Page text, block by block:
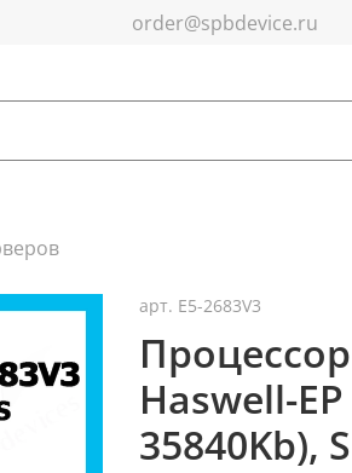
order@spbdevice.ru
арт. E5-2683V3
Haswell-
35840Kb),